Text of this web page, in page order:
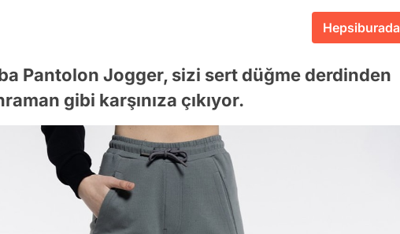
Hepsiburada
Pantolon Jogger, sizi sert düğme derdinden
gibi karşınıza çıkıyor.